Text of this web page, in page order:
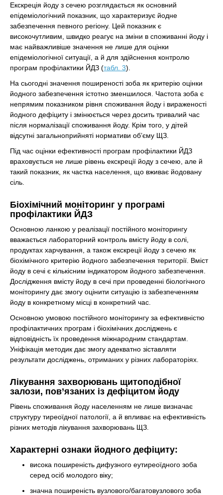
Екскреція йоду з сечею розглядається як основний
епідеміологічний показник, що характеризує йодне
забезпечення певного регіону. Цей показник є
високочутливим, швидко реагує на зміни в споживанні йоду і
має найважливіше значення не лише для оцінки
епідеміологічної ситуації, а й для здійснення контролю
програм профілактики ЙДЗ (табл. 3).
На сьогодні значення поширеності зоба як критерію оцінки
йодного забезпечення істотно зменшилося. Частота зоба є
непрямим показником рівня споживання йоду і вираженості
йодного дефіциту і змінюється через досить тривалий час
після нормалізації споживання йоду. Крім того, у дітей
відсутні загальноприйняті нормативи об’єму ЩЗ.
Під час оцінки ефективності програм профілактики ЙДЗ
враховується не лише рівень екскреції йоду з сечею, але й
такий показник, як частка населення, що вживає йодовану
сіль.
Біохімічний моніторинг у програмі
профілактики ЙДЗ
Основною ланкою у реалізації постійного моніторингу
вважається лабораторний контроль вмісту йоду в солі,
продуктах харчування, а також екскреції йоду з сечею як
біохімічного критерію йодного забезпечення території. Вміст
йоду в сечі є кількісним індикатором йодного забезпечення.
Дослідження вмісту йоду в сечі при проведенні біологічного
моніторингу дає змогу оцінити ситуацію із забезпеченням
йоду в конкретному місці в конкретний час.
Основною умовою постійного моніторингу за ефективністю
профілактичних програм і біохімічних досліджень є
відповідність їх проведення міжнародним стандартам.
Уніфікація методик дає змогу адекватно зіставляти
результати досліджень, отриманих у різних лабораторіях.
Лікування захворювань щитоподібної
залози, пов’язаних із дефіцитом йоду
Рівень споживання йоду населенням не лише визначає
структуру тиреоїдної патології, а й впливає на ефективність
різних методів лікування захворювань ЩЗ.
Характерні ознаки йодного дефіциту:
висока поширеність дифузного еутиреоїдного зоба
серед осіб молодого віку;
значна поширеність вузлового/багатовузлового зоба